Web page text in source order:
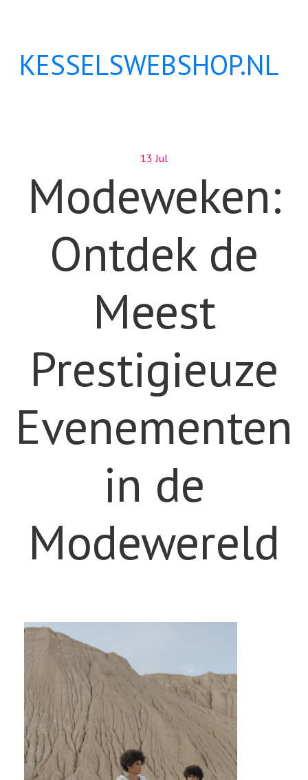
KESSELSWEBSHOP.NL
13 Jul
Modeweken:
Ontdek de
Meest
Prestigieuze
Evenementen
in de
Modewereld